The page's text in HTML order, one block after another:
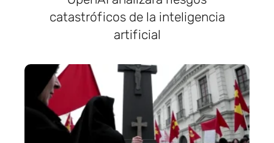
catastróficos de la inteligencia
artificial